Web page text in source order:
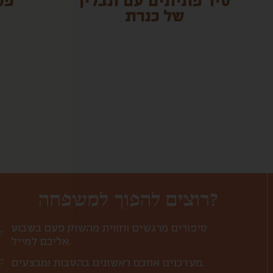
של כנרת
רוצים להפוך למשפחה?
סיפורים מרגשים וחווית מהשוק פעם בשבוע